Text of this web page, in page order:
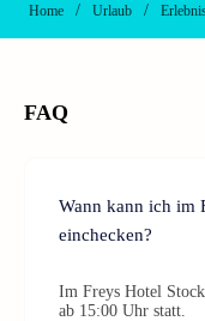
Home / Urlaub /
FAQ
Wann kann ich im
einchecken?
Im Freys Hotel
ab 15:00 Uhr statt.